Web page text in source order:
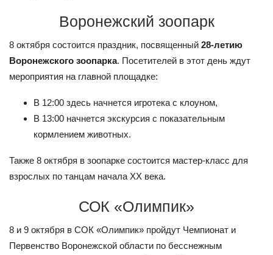
Воронежский зоопарк
8 октября состоится праздник, посвященный 28-летию
Воронежского зоопарка. Посетителей в этот день ждут
мероприятия на главной площадке:
В 12:00 здесь начнется игротека с клоуном,
В 13:00 начнется экскурсия с показательным
кормлением животных.
Также 8 октября в зоопарке состоится мастер-класс для
взрослых по танцам начала XX века.
СОК «Олимпик»
8 и 9 октября в СОК «Олимпик» пройдут Чемпионат и
Первенство Воронежской области по бесснежным